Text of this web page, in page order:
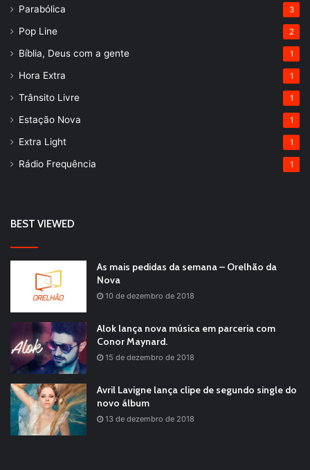
Parabólica 3
Pop Line 2
Bíblia, Deus com a gente 1
Hora Extra 1
Trânsito Livre 1
Estação Nova 1
Extra Light 1
Rádio Frequência 1
BEST VIEWED
As mais pedidas da semana – Orelhão da
Nova
10 de dezembro de 2018
Alok lança nova música em parceria com
Conor Maynard.
15 de dezembro de 2018
Avril Lavigne lança clipe de segundo single do
novo álbum
13 de dezembro de 2018